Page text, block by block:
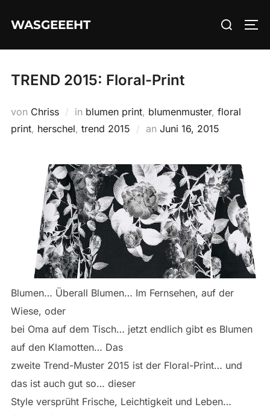
InhaltWASGEEEHT
Suchen
TREND 2015: Floral-Print
von Chriss in blumen print, blumenmuster, floral
print, herschel, trend 2015 an Veröffentlicht
Juni 16, 2015
Blumen… Überall Blumen… Im Fernsehen, auf der
Wiese, oder
bei Oma auf dem Tisch… jetzt endlich gibt es Blumen
auf den Klamotten… Das
zweite Trend-Muster 2015 ist der Floral-Print… und
das ist auch gut so… dieser
Style versprüht Frische, Leichtigkeit und Leben…